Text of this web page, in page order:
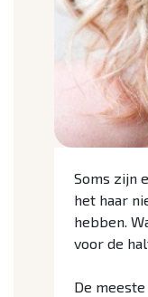
Soms zijn
het haar
hebben.
voor de
De